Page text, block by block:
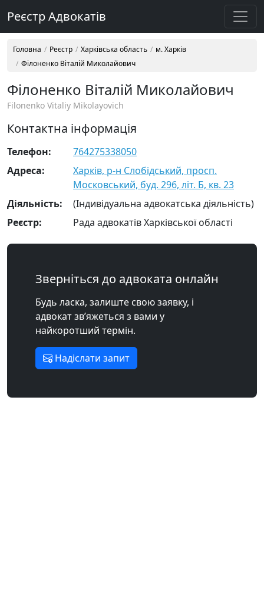
Реєстр Адвокатів
Головна Реєстр Харківська область
м. Харків
Філоненко Віталій Миколайович
Філоненко Віталій Миколайович
Filonenko Vitaliy Mikolayovich
Контактна інформація
Телефон:
764275338050
Адреса:
Харків, р-н Слобідський, просп.
Московський, буд. 296, літ. Б, кв. 23
Діяльність:
(Індивідуальна адвокатська діяльність)
Реєстр:
Рада адвокатів Харківської області
Зверніться до адвоката онлайн
Будь ласка, залиште свою заявку, і
адвокат зв’яжеться з вами у
найкоротший термін.
Надіслати запит